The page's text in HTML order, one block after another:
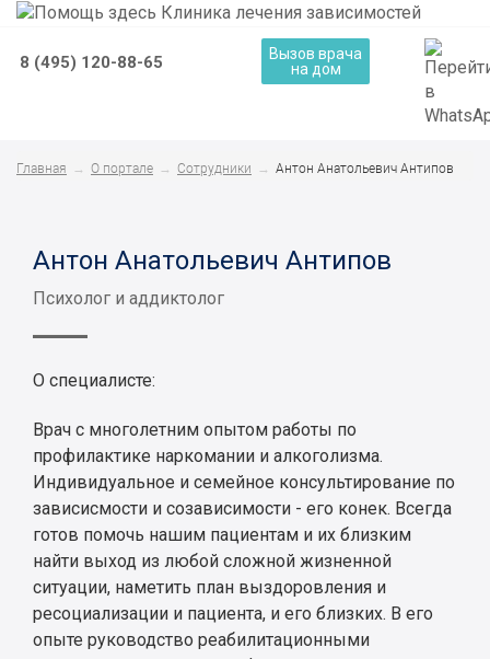
8 (495) 120-88-65
Вызов врача
на дом
Главная О портале Сотрудники Антон Анатольевич Антипов
Антон Анатольевич Антипов
Психолог и аддиктолог
О специалисте:
Врач с многолетним опытом работы по
профилактике наркомании и алкоголизма.
Индивидуальное и семейное консультирование по
зависисмости и созависимости - его конек. Всегда
готов помочь нашим пациентам и их близким
найти выход из любой сложной жизненной
ситуации, наметить план выздоровления и
ресоциализации и пациента, и его близких. В его
опыте руководство реабилитационными